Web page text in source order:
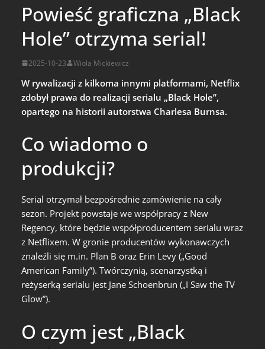
Powieść graficzna „Black
Hole” otrzyma serial!
2025-10-23 Wiola Mickiewicz
W rywalizacji z kilkoma innymi platformami, Netflix
zdobył prawa do realizacji serialu „Black Hole”,
opartego na historii autorstwa Charlesa Burnsa.
Co wiadomo o
produkcji?
Serial otrzymał bezpośrednie zamówienie na cały
sezon. Projekt powstaje we współpracy z New
Regency, które będzie współproducentem serialu wraz
z Netflixem. W gronie producentów wykonawczych
znaleźli się m.in. Plan B oraz Erin Levy („Good
American Family”). Twórczynią, scenarzystką i
reżyserką serialu jest Jane Schoenbrun („I Saw the TV
Glow”).
O czym jest „Black